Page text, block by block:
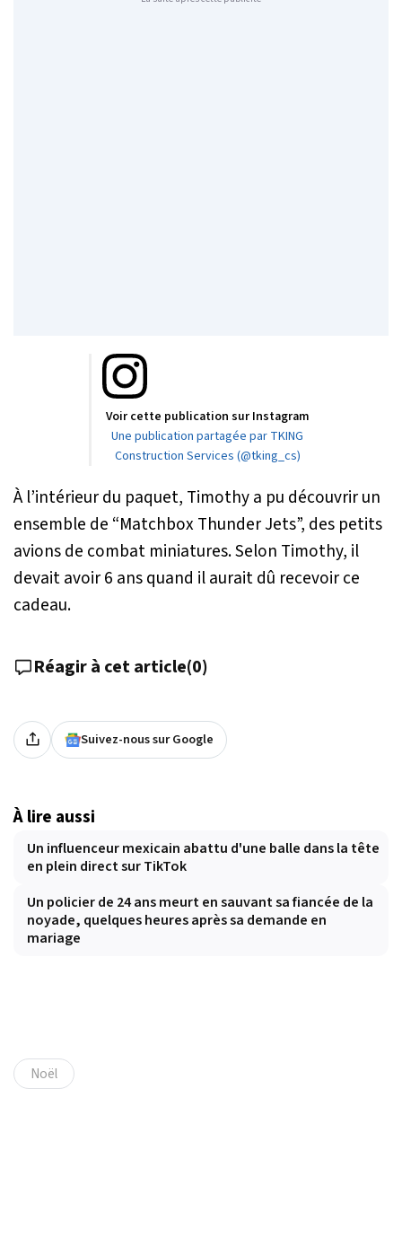
Voir cette publication sur Instagram
Une publication partagée par TKING
Construction Services (@tking_cs)
À l’intérieur du paquet, Timothy a pu découvrir un
ensemble de “Matchbox Thunder Jets”, des petits
avions de combat miniatures. Selon Timothy, il
devait avoir 6 ans quand il aurait dû recevoir ce
cadeau.
Réagir à cet article(0)
Suivez-nous sur Google
À lire aussi
Un influenceur mexicain abattu d'une balle dans la tête
en plein direct sur TikTok
Un policier de 24 ans meurt en sauvant sa fiancée de la
noyade, quelques heures après sa demande en
mariage
Noël